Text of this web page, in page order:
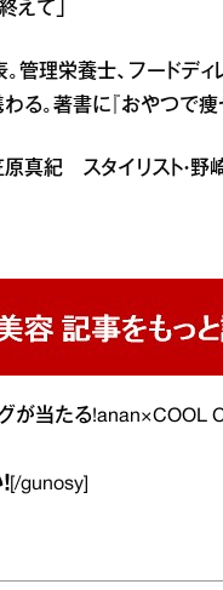
えて」
管理栄養士、フードデ
。著書に『おやつで痩
原真紀 スタイリスト・
が当たる!anan×COOL
[/gunosy]